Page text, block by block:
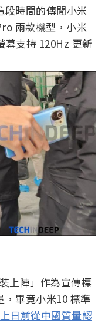
段時間的傳聞小米
兩款機型，小米
幕支持 120Hz 更新
上陣」作為宣傳標
畢竟小米10 標準
日前從中國質量認